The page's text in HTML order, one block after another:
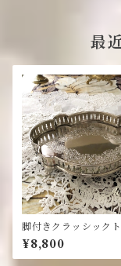
最
脚付きクラッシック
シルバー真鍮製
¥8,800